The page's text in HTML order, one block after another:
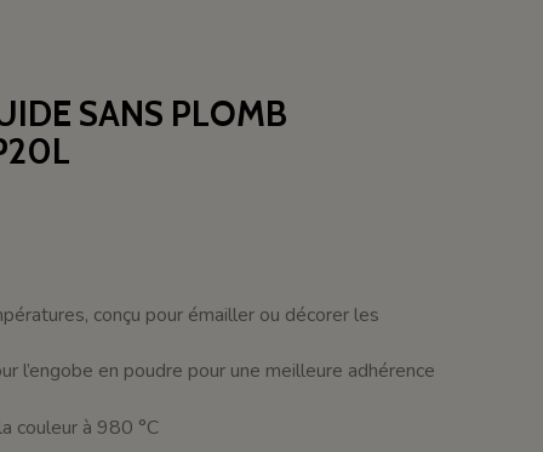
SANS PLOMB
conçu pour émailler ou décorer les
l’engobe en poudre pour une meilleure adhérence
couleur à 980 °C